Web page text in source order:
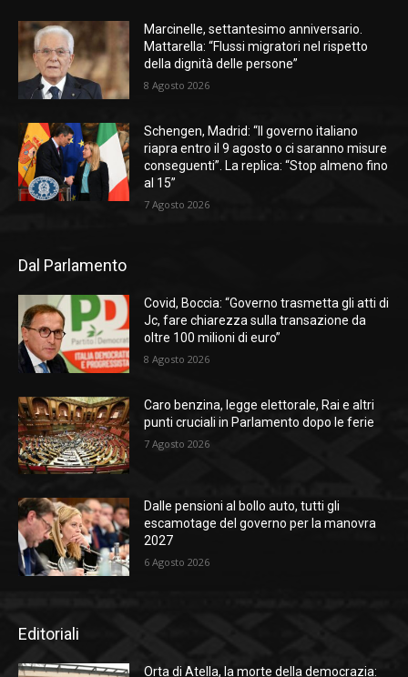
Marcinelle, settantesimo anniversario.
Mattarella: “Flussi migratori nel rispetto
della dignità delle persone”
8 Agosto 2026
Schengen, Madrid: “Il governo italiano
riapra entro il 9 agosto o ci saranno misure
conseguenti”. La replica: “Stop almeno fino
al 15”
7 Agosto 2026
Dal Parlamento
Covid, Boccia: “Governo trasmetta gli atti di
Jc, fare chiarezza sulla transazione da
oltre 100 milioni di euro”
8 Agosto 2026
Caro benzina, legge elettorale, Rai e altri
punti cruciali in Parlamento dopo le ferie
7 Agosto 2026
Dalle pensioni al bollo auto, tutti gli
escamotage del governo per la manovra
2027
6 Agosto 2026
Editoriali
Orta di Atella, la morte della democrazia: